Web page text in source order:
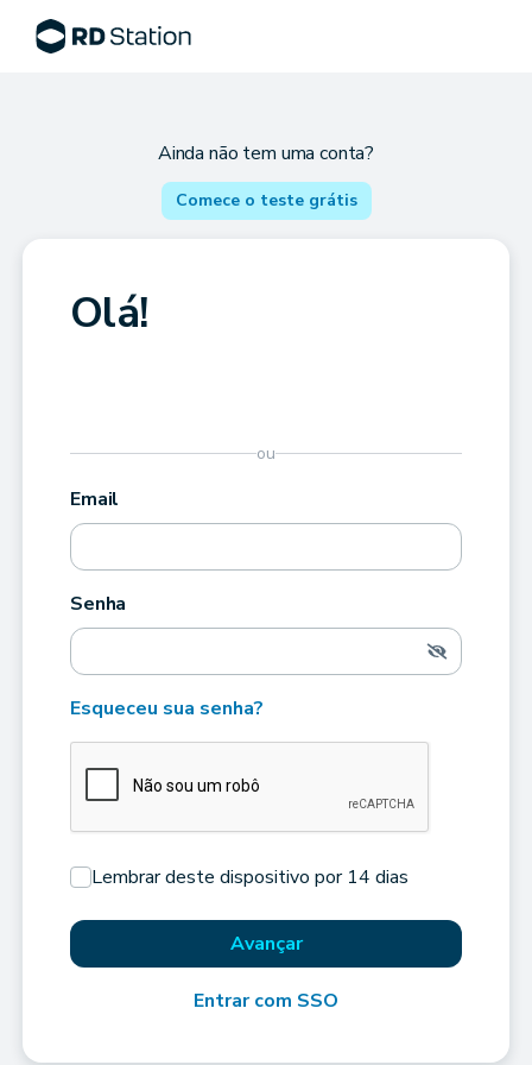
Ainda não tem uma conta?
Comece o teste grátis
Olá!
ou
Email
Senha
Esqueceu sua senha?
Lembrar deste dispositivo por 14 dias
Avançar
Entrar com SSO